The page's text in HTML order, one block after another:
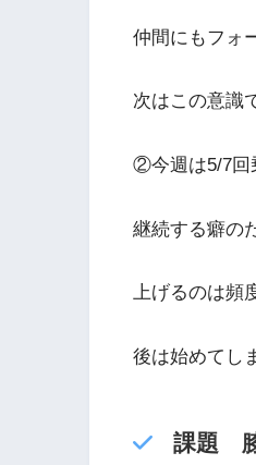
仲間にもフォ
次はこの意識
②今週は5/7回
継続する癖の
上げるのは頻
後は始めてし
課題